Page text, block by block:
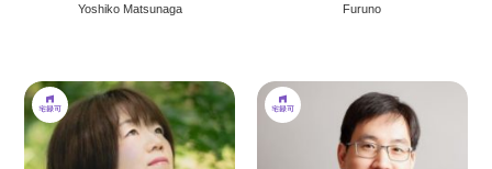
Yoshiko Matsunaga Furuno